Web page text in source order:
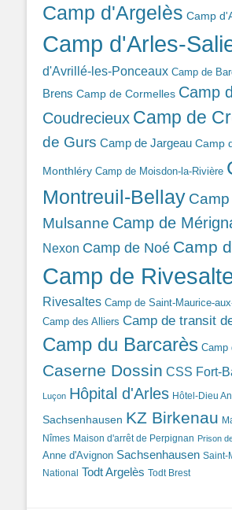
Camp d'Argelès Camp
Camp d'Arles-
d'Avrillé-les-Ponceaux Camp de
Brens Camp de Cormelles Camp
Coudrecieux Camp de
de Gurs Camp de Jargeau Camp
Monthléry Camp de Moisdon-la-Rivière
Montreuil-Bellay
Mulsanne Camp de
Nexon Camp de Noé Camp
Camp de
Rivesaltes Camp de Saint-Maurice-
Camp des Alliers Camp de transit
Camp du Barcarès Camp
Caserne Dossin CSS Fort-
Luçon Hôpital d'Arles Hôtel-Dieu
Sachsenhausen KZ Birkenau
Nîmes Maison d'arrêt de Perpignan Prison
Anne d'Avignon Sachsenhausen Saint-
National Todt Argelès Todt Brest